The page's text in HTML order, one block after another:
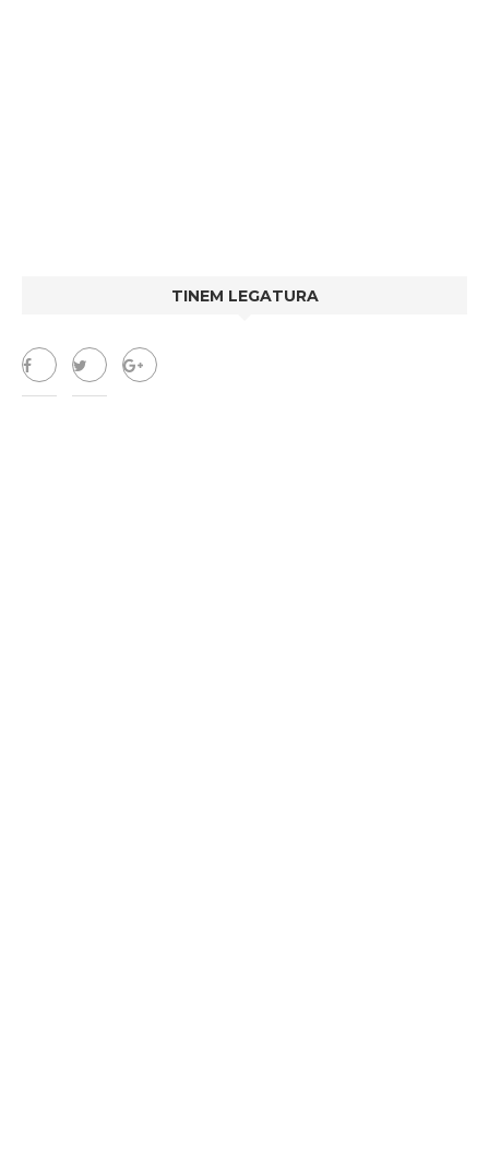
TINEM LEGATURA